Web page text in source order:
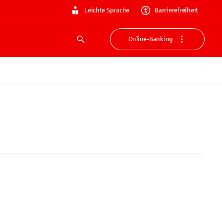
Leichte Sprache Barrierefreiheit
Suche
Online-Banking